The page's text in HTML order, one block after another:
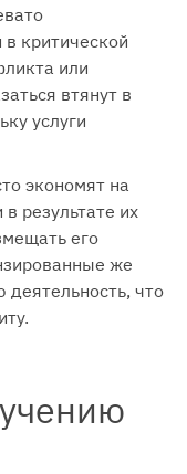
критической
или
втянут в
услуги
экономят на
результате их
его
же
что